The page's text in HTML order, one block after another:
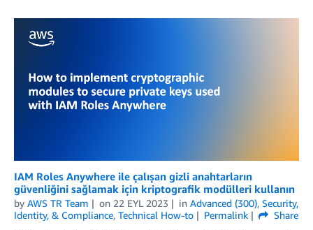
IAM Roles Anywhere ile çalışan gizli anahtarların
güvenliğini sağlamak için kriptografik modülleri kullanın
by AWS TR Team on 22 EYL 2023 in Advanced (300), Security,
Identity, & Compliance, Technical How-to Permalink
Share